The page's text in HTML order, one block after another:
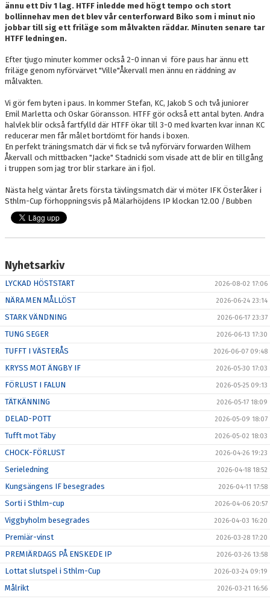
ännu ett Div 1 lag. HTFF inledde med högt tempo och stort
bollinnehav men det blev vår centerforward Biko som i minut nio
jobbar till sig ett friläge som målvakten räddar. Minuten senare tar
HTFF ledningen.
Efter tjugo minuter kommer också 2-0 innan vi före paus har ännu ett
friläge genom nyförvärvet "Ville"Åkervall men ännu en räddning av
målvakten.
Vi gör fem byten i paus. In kommer Stefan, KC, Jakob S och två juniorer
Emil Marletta och Oskar Göransson. HTFF gör också ett antal byten. Andra
halvlek blir också fartfylld där HTFF ökar till 3-0 med kvarten kvar innan KC
reducerar men får målet bortdömt för hands i boxen.
En perfekt träningsmatch där vi fick se två nyförvärv forwarden Wilhem
Åkervall och mittbacken "Jacke" Stadnicki som visade att de blir en tillgång
i truppen som jag tror blir starkare än i fjol.
Nästa helg väntar årets första tävlingsmatch där vi möter IFK Österåker i
Sthlm-Cup förhoppningsvis på Mälarhöjdens IP klockan 12.00 /Bubben
Nyhetsarkiv
LYCKAD HÖSTSTART 2026-08-02 17:06
NÄRA MEN MÅLLÖST 2026-06-24 23:14
STARK VÄNDNING 2026-06-17 23:37
TUNG SEGER 2026-06-13 17:30
TUFFT I VÄSTERÅS 2026-06-07 09:48
KRYSS MOT ÄNGBY IF 2026-05-30 17:03
FÖRLUST I FALUN 2026-05-25 09:13
TÄTKÄNNING 2026-05-17 18:09
DELAD-POTT 2026-05-09 18:07
Tufft mot Täby 2026-05-02 18:03
CHOCK-FÖRLUST 2026-04-26 19:23
Serieledning 2026-04-18 18:52
Kungsängens IF besegrades 2026-04-11 17:58
Sorti i Sthlm-cup 2026-04-06 20:57
Viggbyholm besegrades 2026-04-03 16:20
Premiär-vinst 2026-03-28 17:20
PREMIÄRDAGS PÅ ENSKEDE IP 2026-03-26 13:58
Lottat slutspel i Sthlm-Cup 2026-03-24 09:19
Målrikt 2026-03-21 16:56